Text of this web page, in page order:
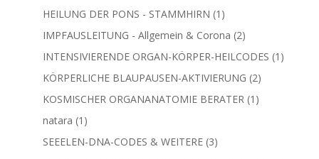
Produkte
HEILUNG DER PONS - STAMMHIRN 1 1
Produkt
IMPFAUSLEITUNG - Allgemein & Corona 22
Produkte
INTENSIVIERENDE ORGAN-KÖRPER-HEILCODES 1 1
KÖRPERLICHE BLAUPAUSEN-AKTIVIERUNG 22
Produkte
KOSMISCHER ORGANANATOMIE BERATER 1 1
natara 1 1
Produkt
SEEELEN-DNA-CODES & WEITERE 33